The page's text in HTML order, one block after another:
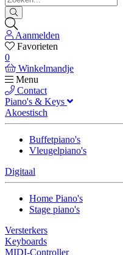
Aanmelden
Favorieten
0
Winkelmandje
Menu
Contact
Piano's & Keys
Akoestisch
Buffetpiano's
Vleugelpiano's
Digitaal
Home Piano's
Stage piano's
Versterkers
Keyboards
MIDI-Controller